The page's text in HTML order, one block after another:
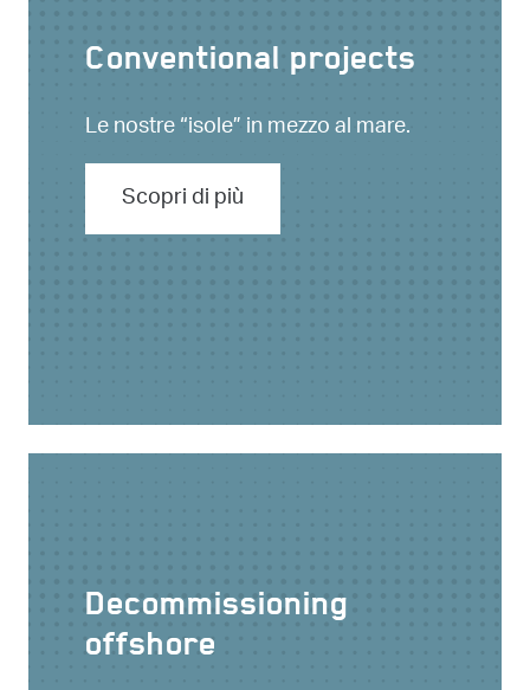
Conventional projects
Le nostre “isole” in mezzo al mare.
Scopri di più
Decommissioning
offshore